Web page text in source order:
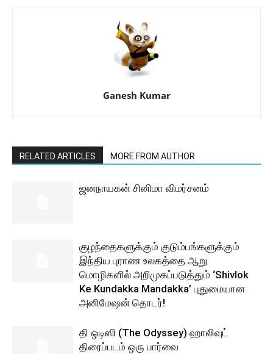
Ganesh Kumar
RELATED ARTICLES MORE FROM AUTHOR
ஜனநாயகன் சினிமா விமர்சனம்
குழந்தைகளுக்கும் குடும்பங்களுக்கும்
இந்திய புராண உலகத்தை ஆறு
மொழிகளில் அறிமுகப்படுத்தும் ‘Shivlok
Ke Kundakka Mandakka’ புதுமையான
அனிமேஷன் தொடர்!
தி ஒடிஸி (The Odyssey) ஹாலிவுட்
திரைப்படம் ஒரு பார்வை